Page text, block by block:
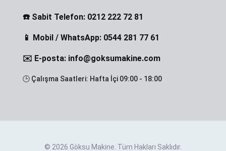
☎️ Sabit Telefon: 0212 222 72 81
📱 Mobil / WhatsApp: 0544 281 77 61
✉️ E-posta: info@goksumakine.com
🕒 Çalışma Saatleri: Hafta İçi 09:00 - 18:00